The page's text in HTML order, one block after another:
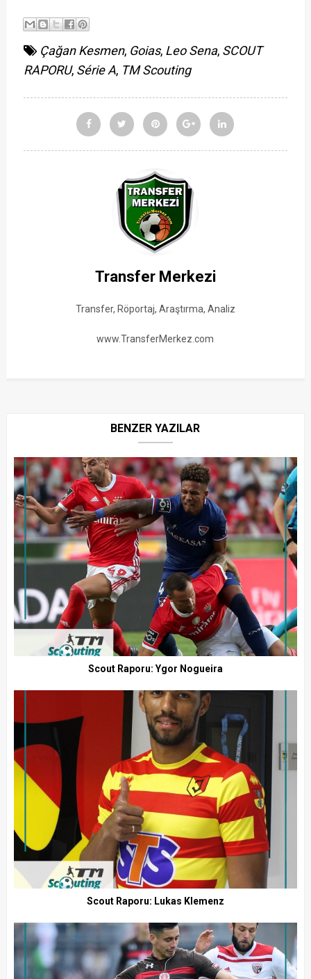
Çağan Kesmen, Goias, Leo Sena, SCOUT
RAPORU, Série A, TM Scouting
Transfer Merkezi
Transfer, Röportaj, Araştırma, Analiz
www.TransferMerkez.com
BENZER YAZILAR
Scout Raporu: Ygor Nogueira
Scout Raporu: Lukas Klemenz